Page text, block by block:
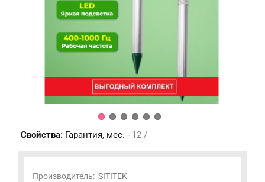
Свойства: Гарантия, мес. - 12 /
Производитель: SITITEK